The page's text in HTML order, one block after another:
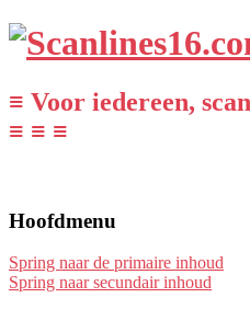
≡ Voor iedereen,
≡ ≡ ≡
Hoofdmenu
Spring naar de primaire inhoud
Spring naar secundair inhoud